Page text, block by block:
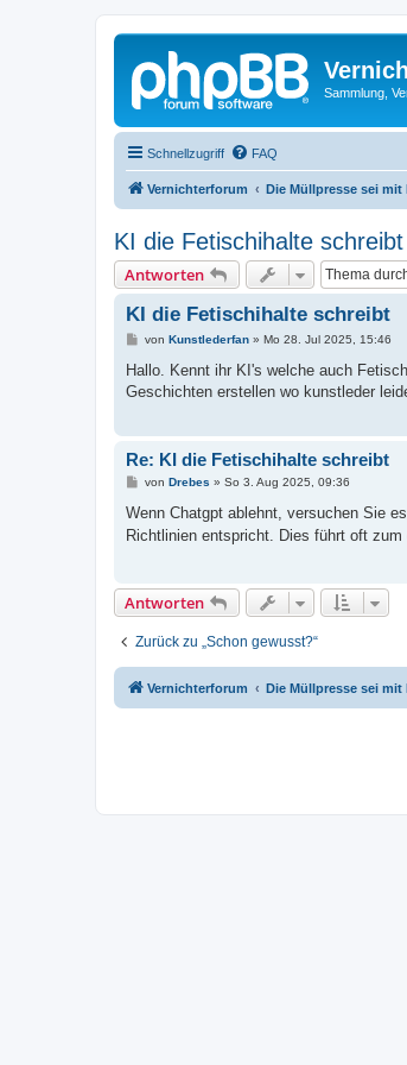
Sammlung,
Schnellzugriff FAQ
Vernichterforum Die Müllpresse sei mit
KI die Fetischihalte schreibt
Antworten
KI die Fetischihalte schreibt
B
i
r
von Kunstlederfan» Mo 28. Jul 2025, 15:46
Hallo. Kennt ihr KI's welche auch
Geschichten erstellen wo kunstleder
Re: KI die Fetischihalte schreibt
B
i
r
von Drebes » So 3. Aug 2025, 09:36
Wenn Chatgpt ablehnt, versuchen Sie
Richtlinien entspricht. Dies führt oft
Antworten
Zurück zu „Schon gewusst?“
Vernichterforum Die Müllpresse sei mit